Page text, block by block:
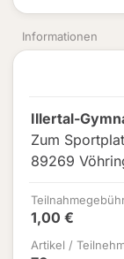
Informationen
Illertal-
Zum
89269
1,00 €
Artikel /